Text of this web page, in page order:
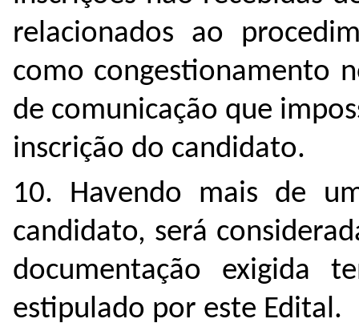
relacionados ao
como congestionamento
de comunicação que
inscrição do candidato.
10. Havendo mais de
candidato, será
documentação exigida
estipulado por este Edital.